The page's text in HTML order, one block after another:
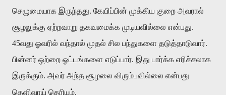
செழுமையாக இருந்தது. கேயிப்பின் முக்கிய குறை அவரால்
சூழலுக்கு ஏற்றவாறு தகவமைக்க முடியவில்லை என்பது.
45வது ஓவரில் வந்தால் முதல் சில பந்துகளை தடுத்தாடுவார்.
பின்னர் ஒற்றை ஓட்டங்களை எடுப்பார். இது பார்க்க எரிச்சலாக
இருக்கும். அவர் அந்த சூழலை விரும்பவில்லை என்பது
தெளிவாய் தெரியும்.